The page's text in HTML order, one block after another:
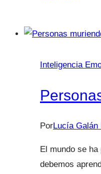
Inteligencia
PorLucía Galán
El mundo se
debemos